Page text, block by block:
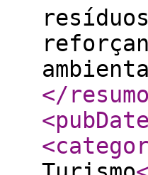
</resumo
<pubDate